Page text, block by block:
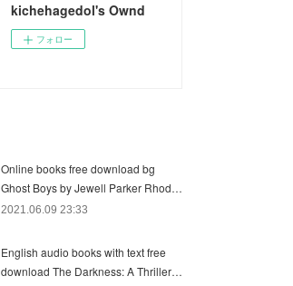
kichehagedol's Ownd
フォロー
Online books free download bg
Ghost Boys by Jewell Parker Rhod…
2021.06.09 23:33
English audio books with text free
download The Darkness: A Thriller…